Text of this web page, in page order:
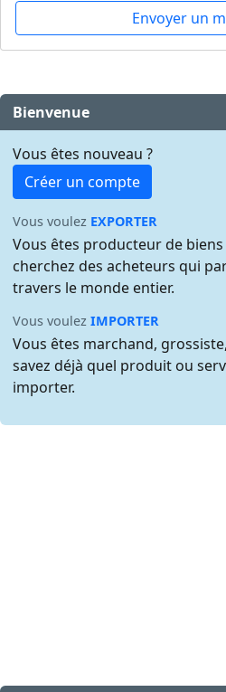
Envoyer un
Bienvenue
Vous êtes nouveau ?
Créer un compte
Vous voulez EXPORTER
Vous êtes producteur de
cherchez des acheteurs qui
travers le monde entier.
Vous voulezIMPORTER
Vous êtes marchand,
savez déjà quel produit ou
importer.